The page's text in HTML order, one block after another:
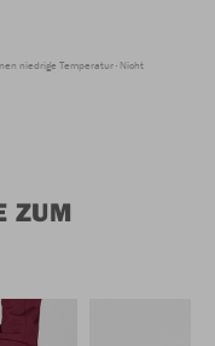
niedrige Temperatur Nicht
ZUM